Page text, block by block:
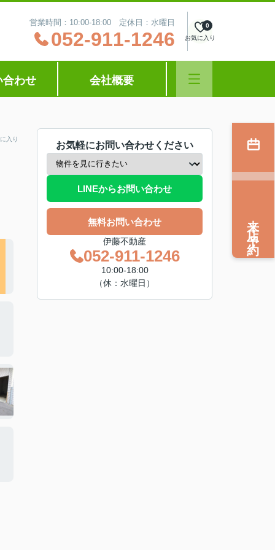
営業時間：10:00‐18:00 定休日：水曜日
052-911-1246 お気に入り
0
合わせ 会社概要
入り
お気軽にお問い合わせください
LINEからお問い合わせ
無料お問い合わせ
伊藤不動産
052-911-1246
10:00‐18:00
（休：水曜日）
来店予約